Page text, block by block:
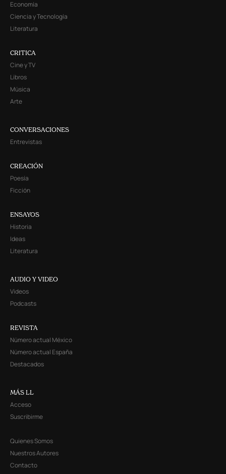
Economía
Ciencia y Tecnología
Literatura
CRITICA
Cine y TV
Libros
Música
Arte
CONVERSACIONES
Entrevistas
CREACIÓN
Poesía
Ficción
ENSAYOS
Historia
Ideas
Literatura
AUDIO Y VIDEO
Videos
Podcasts
REVISTA
Número actual México
Número actual España
Destacados
MÁS LL
Acceso
Suscribirme
Quienes Somos
Nuestros Autores
Contacto